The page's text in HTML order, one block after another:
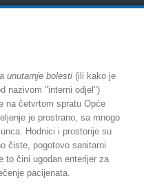
unutarnje bolesti (ili kako je
nazivom "interni odjel")
na četvrtom spratu Opće
je prostrano, sa mnogo
Hodnici i prostorije su
čiste, pogotovo sanitarni
to čini ugodan enterijer za
pacijenata.